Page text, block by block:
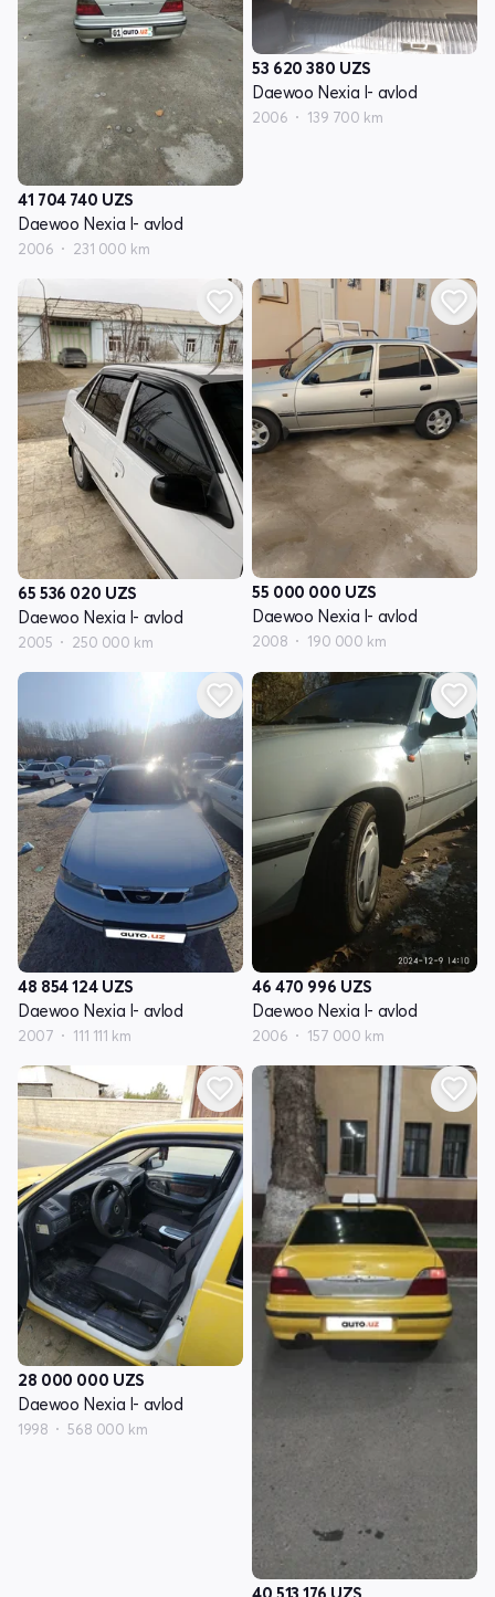
41 704 740 UZS
Daewoo Nexia I- avlod
2006 231 000 km
53 620 380 UZS
Daewoo Nexia I- avlod
2006 139 700 km
65 536 020 UZS
Daewoo Nexia I- avlod
2005 250 000 km
55 000 000 UZS
Daewoo Nexia I- avlod
2008 190 000 km
48 854 124 UZS
Daewoo Nexia I- avlod
2007 111 111 km
46 470 996 UZS
Daewoo Nexia I- avlod
2006 157 000 km
28 000 000 UZS
Daewoo Nexia I- avlod
1998 568 000 km